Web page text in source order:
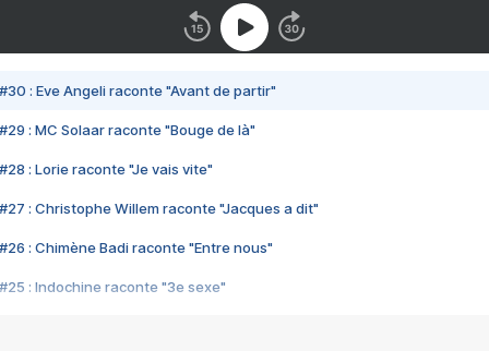
#30 : Eve Angeli raconte "Avant de partir"
#29 : MC Solaar raconte "Bouge de là"
#28 : Lorie raconte "Je vais vite"
#27 : Christophe Willem raconte "Jacques a dit"
#26 : Chimène Badi raconte "Entre nous"
#25 : Indochine raconte "3e sexe"